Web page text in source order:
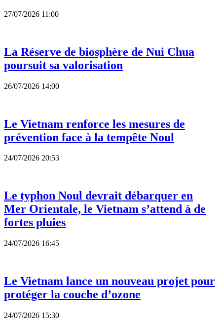
27/07/2026 11:00
La Réserve de biosphère de Nui Chua
poursuit sa valorisation
26/07/2026 14:00
Le Vietnam renforce les mesures de
prévention face à la tempête Noul
24/07/2026 20:53
Le typhon Noul devrait débarquer en
Mer Orientale, le Vietnam s’attend à de
fortes pluies
24/07/2026 16:45
Le Vietnam lance un nouveau projet pour
protéger la couche d’ozone
24/07/2026 15:30